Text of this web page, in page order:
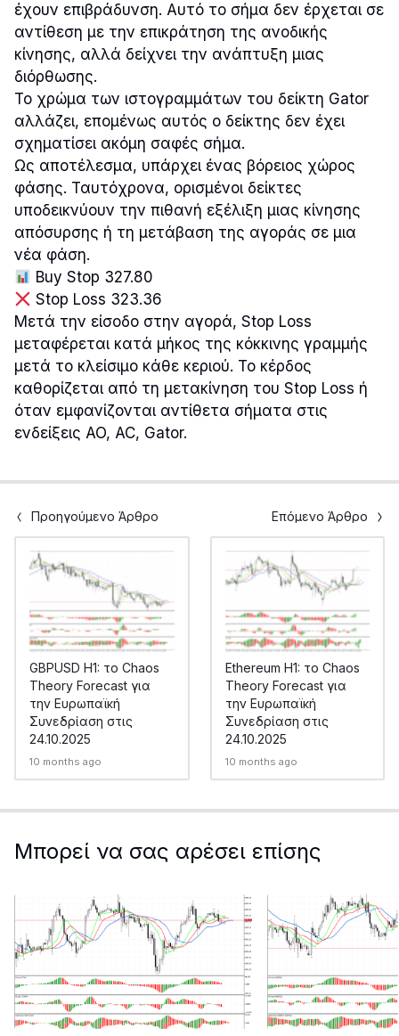
έχουν επιβράδυνση. Αυτό το σήμα δεν έρχεται σε
αντίθεση με την επικράτηση της ανοδικής
κίνησης, αλλά δείχνει την ανάπτυξη μιας
διόρθωσης.
Το χρώμα των ιστογραμμάτων του δείκτη Gator
αλλάζει, επομένως αυτός ο δείκτης δεν έχει
σχηματίσει ακόμη σαφές σήμα.
Ως αποτέλεσμα, υπάρχει ένας βόρειος χώρος
φάσης. Ταυτόχρονα, ορισμένοι δείκτες
υποδεικνύουν την πιθανή εξέλιξη μιας κίνησης
απόσυρσης ή τη μετάβαση της αγοράς σε μια
νέα φάση.
Buy Stop 327.80
Stop Loss 323.36
Μετά την είσοδο στην αγορά, Stop Loss
μεταφέρεται κατά μήκος της κόκκινης γραμμής
μετά το κλείσιμο κάθε κεριού. Το κέρδος
καθορίζεται από τη μετακίνηση του Stop Loss ή
όταν εμφανίζονται αντίθετα σήματα στις
ενδείξεις AO, AC, Gator.
Προηγούμενο Άρθρο Επόμενο Άρθρο
GBPUSD H1: το Chaos
Theory Forecast για
την Ευρωπαϊκή
Συνεδρίαση στις
24.10.2025
10 months ago
Ethereum H1: το Chaos
Theory Forecast για
την Ευρωπαϊκή
Συνεδρίαση στις
24.10.2025
10 months ago
Μπορεί να σας αρέσει επίσης